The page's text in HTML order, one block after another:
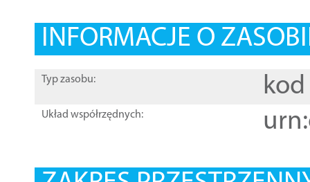
INFORMACJE O
Typ zasobu: kod
Układ współrzędnych: